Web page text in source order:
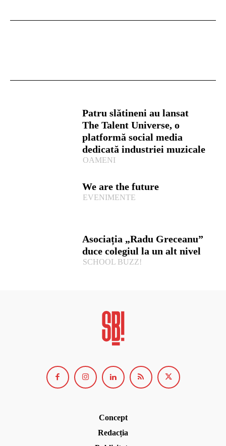
Patru slătineni au lansat
The Talent Universe, o
platformă social media
dedicată industriei muzicale
OAMENI
We are the future
EVENIMENTE
Asociația „Radu Greceanu”
duce colegiul la un alt nivel
SCHOOL BUZZ!
Concept
Redacția